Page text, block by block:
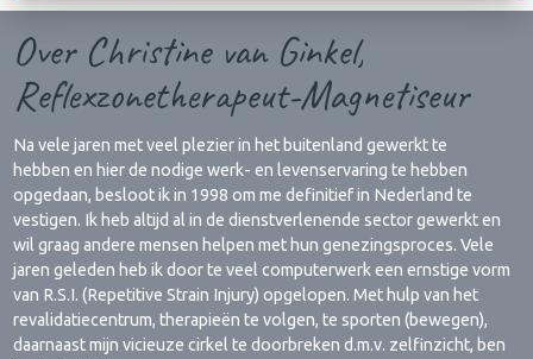
Over Christine van Ginkel,
Reflexzonetherapeut-Magnetiseur
Na vele jaren met veel plezier in het buitenland gewerkt te
hebben en hier de nodige werk- en levenservaring te hebben
opgedaan, besloot ik in 1998 om me definitief in Nederland te
vestigen. Ik heb altijd al in de dienstverlenende sector gewerkt en
wil graag andere mensen helpen met hun genezingsproces. Vele
jaren geleden heb ik door te veel computerwerk een ernstige vorm
van R.S.I. (Repetitive Strain Injury) opgelopen. Met hulp van het
revalidatiecentrum, therapieën te volgen, te sporten (bewegen),
daarnaast mijn vicieuze cirkel te doorbreken d.m.v. zelfinzicht, ben